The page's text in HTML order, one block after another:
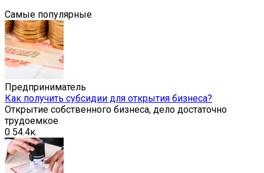
Самые популярные
Предприниматель
Как получить субсидии для открытия бизнеса?
Открытие собственного бизнеса, дело достаточно
трудоемкое
0 54.4к.